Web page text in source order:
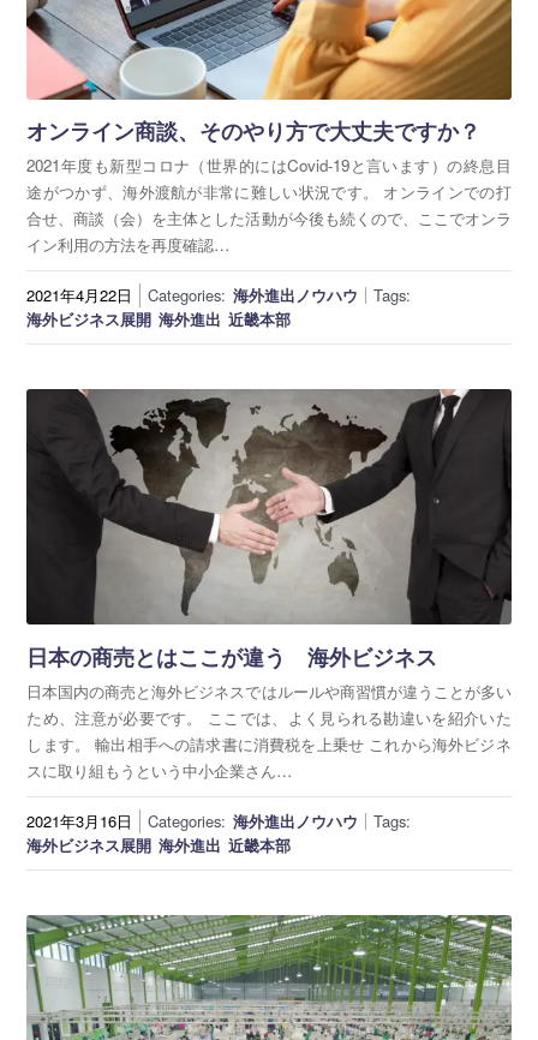
オンライン商談、そのやり方で大丈夫ですか？
2021年度も新型コロナ（世界的にはCovid-19と言います）の終息目
途がつかず、海外渡航が非常に難しい状況です。 オンラインでの打
合せ、商談（会）を主体とした活動が今後も続くので、ここでオンラ
イン利用の方法を再度確認…
2021年4月22日 Categories: 海外進出ノウハウ
Tags:
海外ビジネス展開 海外進出 近畿本部
日本の商売とはここが違う 海外ビジネス
日本国内の商売と海外ビジネスではルールや商習慣が違うことが多い
ため、注意が必要です。 ここでは、よく見られる勘違いを紹介いた
します。 輸出相手への請求書に消費税を上乗せ これから海外ビジネ
スに取り組もうという中小企業さん…
2021年3月16日 Categories: 海外進出ノウハウ
Tags:
海外ビジネス展開 海外進出 近畿本部